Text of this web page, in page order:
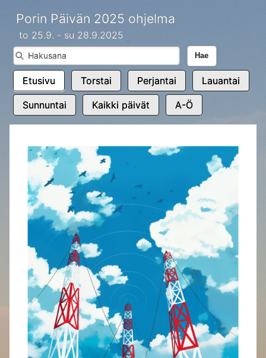
Porin Päivän 2025 ohjelma
to 25.9. - su 28.9.2025
Hae
Etusivu Torstai Perjantai Lauantai
Sunnuntai Kaikki päivät A-Ö